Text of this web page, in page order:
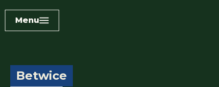
Menu
Betwice